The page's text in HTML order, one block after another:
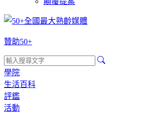
贊助50+
學院
生活百科
評鑑
活動